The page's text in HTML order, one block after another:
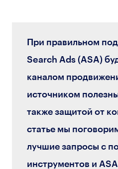
При правильном
Search Ads (ASA)
каналом
источником
также защитой от
статье мы
лучшие запросы с
инструментов и